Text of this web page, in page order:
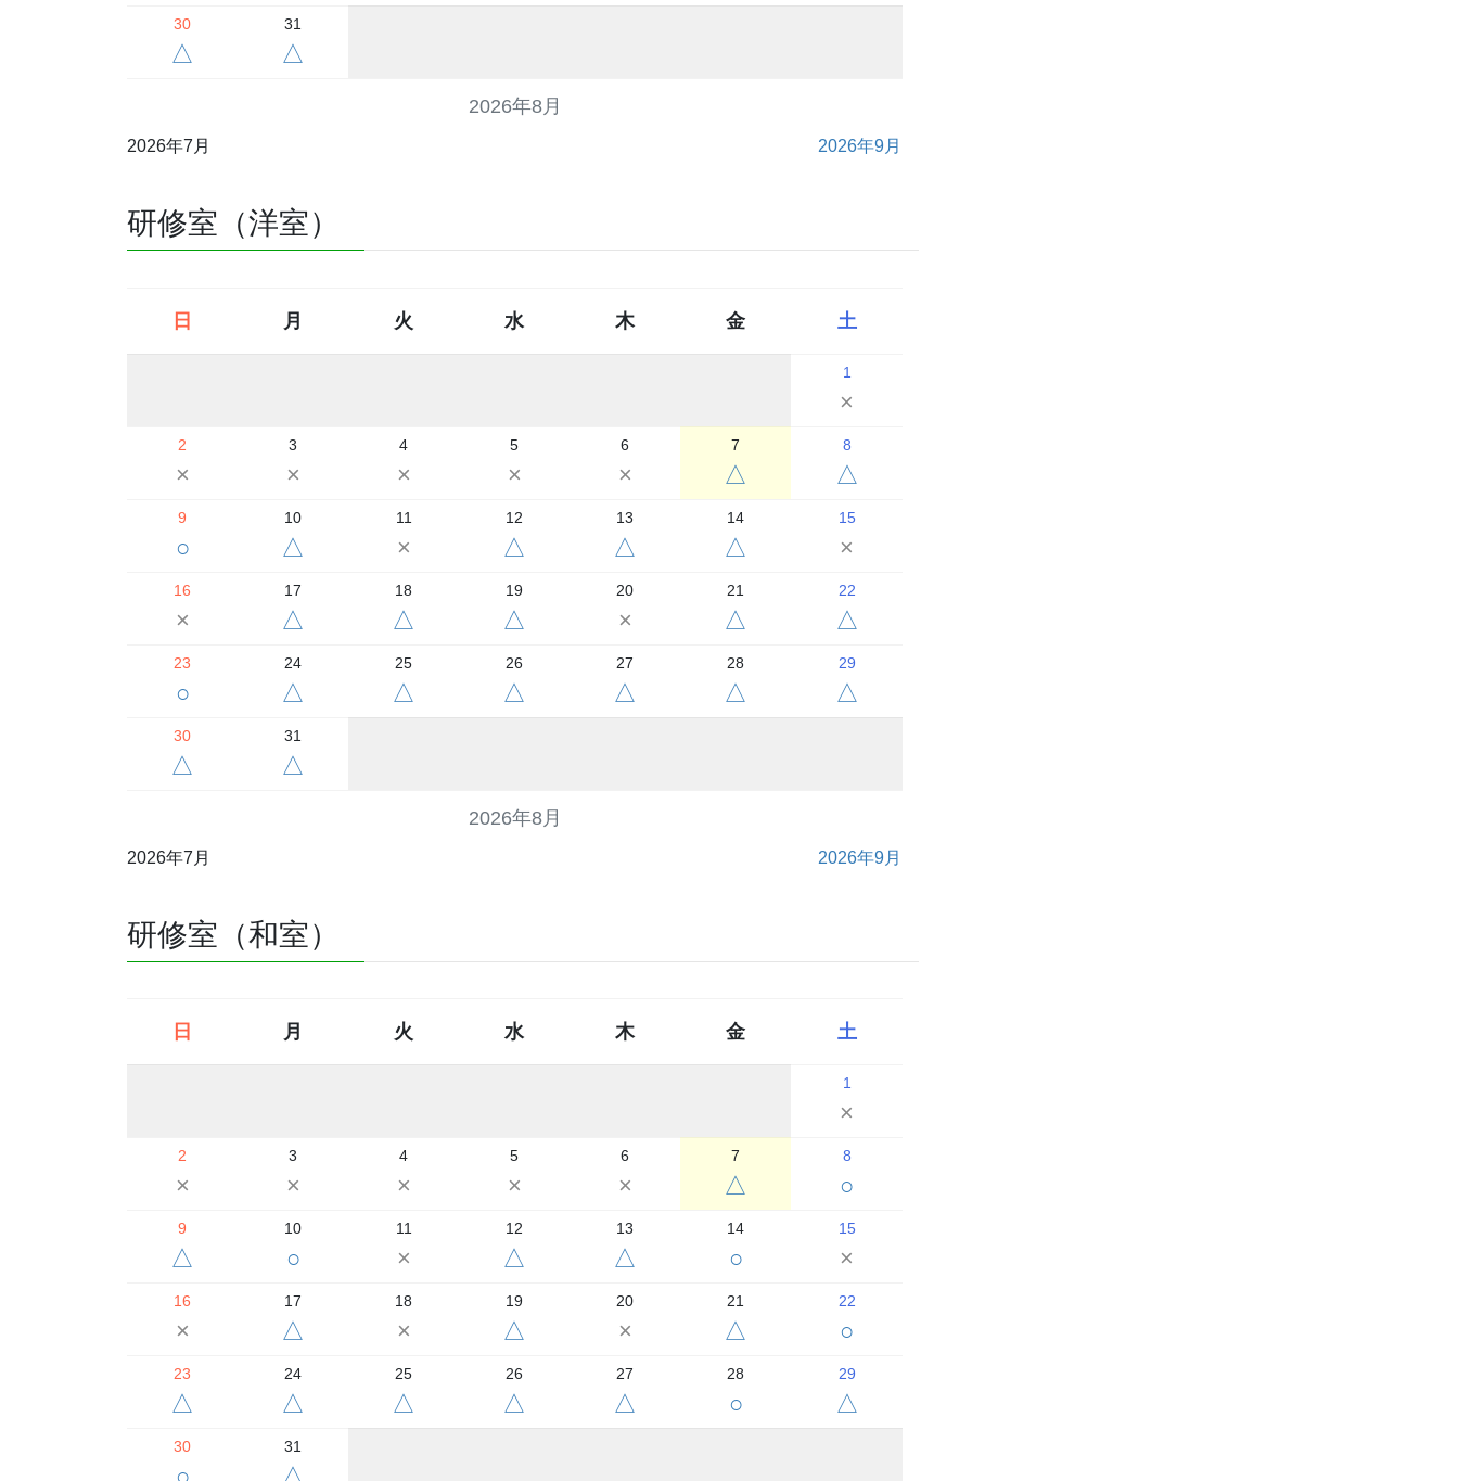
2026年8月
30
△
31
△
2026年7月 2026年9月
研修室（洋室）
2026年8月
日 月 火 水 木 金 土
1
×
2
×
3
×
4
×
5
×
6
×
7
△
8
△
9
○
10
△
11
×
12
△
13
△
14
△
15
×
16
×
17
△
18
△
19
△
20
×
21
△
22
△
23
○
24
△
25
△
26
△
27
△
28
△
29
△
30
△
31
△
2026年7月 2026年9月
研修室（和室）
日 月 火 水 木 金 土
1
×
2
×
3
×
4
×
5
×
6
×
7
△
8
○
9
△
10
○
11
×
12
△
13
△
14
○
15
×
16
×
17
△
18
×
19
△
20
×
21
△
22
○
23
△
24
△
25
△
26
△
27
△
28
○
29
△
30 31